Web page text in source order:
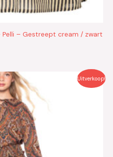
– Gestreept cream / zwart
Uitverkoop!